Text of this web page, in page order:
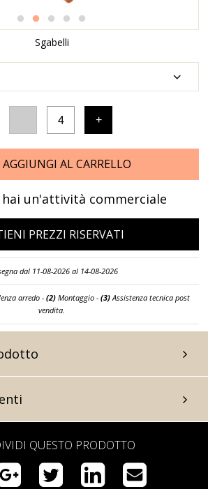
Sgabelli
4 +
AGGIUNGI AL CARRELLO
un'attività commerciale
PREZZI RISERVATI
dal 11-08-2026 al 14-08-2026
arredo - (2)Montaggio - (3)Assistenza tecnica post
vendita.
QUESTO PRODOTTO